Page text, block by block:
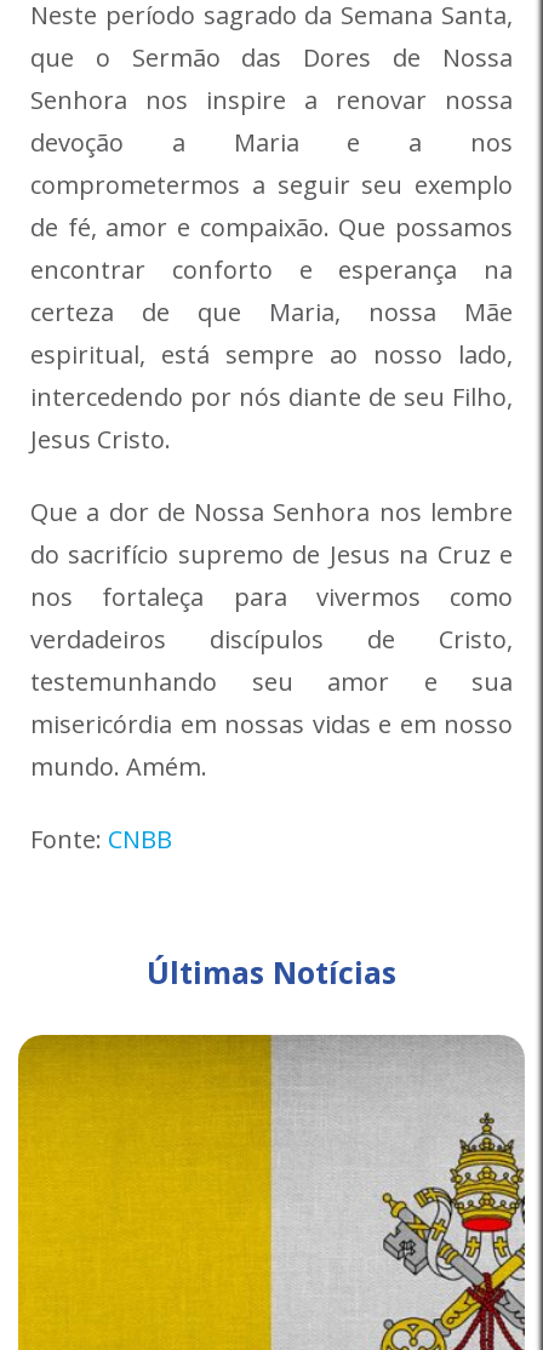
Neste período sagrado da Semana Santa,
que o Sermão das Dores de Nossa
Senhora nos inspire a renovar nossa
devoção a Maria e a nos
comprometermos a seguir seu exemplo
de fé, amor e compaixão. Que possamos
encontrar conforto e esperança na
certeza de que Maria, nossa Mãe
espiritual, está sempre ao nosso lado,
intercedendo por nós diante de seu Filho,
Jesus Cristo.
Que a dor de Nossa Senhora nos lembre
do sacrifício supremo de Jesus na Cruz e
nos fortaleça para vivermos como
verdadeiros discípulos de Cristo,
testemunhando seu amor e sua
misericórdia em nossas vidas e em nosso
mundo. Amém.
Fonte: CNBB
Últimas Notícias